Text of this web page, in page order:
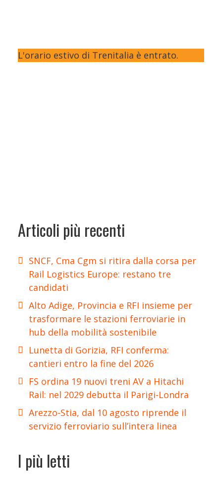
L'orario estivo di Trenitalia è entrato.
Articoli più recenti
SNCF, Cma Cgm si ritira dalla corsa per
Rail Logistics Europe: restano tre
candidati
Alto Adige, Provincia e RFI insieme per
trasformare le stazioni ferroviarie in
hub della mobilità sostenibile
Lunetta di Gorizia, RFI conferma:
cantieri entro la fine del 2026
FS ordina 19 nuovi treni AV a Hitachi
Rail: nel 2029 debutta il Parigi-Londra
Arezzo-Stia, dal 10 agosto riprende il
servizio ferroviario sull’intera linea
I più letti